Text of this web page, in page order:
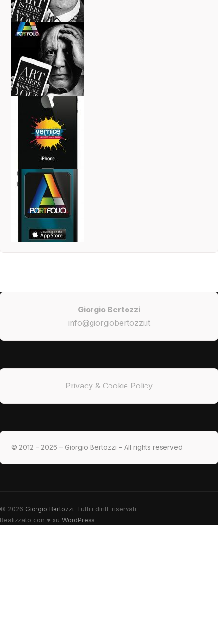
Giorgio Bertozzi
info@giorgiobertozzi.it
Privacy & Cookie Policy
© 2012 – 2026 – Giorgio Bertozzi – All rights reserved
© 2026 Giorgio Bertozzi. Tutti i diritti riservati.
Realizzato con ♥ su WordPress